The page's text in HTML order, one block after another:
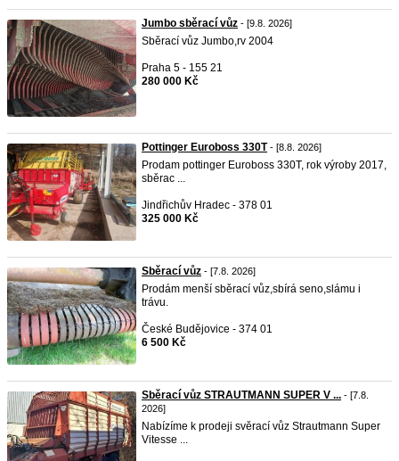
Jumbo sběrací vůz - [9.8. 2026]
Sběrací vůz Jumbo,rv 2004
Praha 5 - 155 21
280 000 Kč
Pottinger Euroboss 330T- [8.8. 2026]
Prodam pottinger Euroboss 330T, rok výroby 2017,
sběrac ...
Jindřichův Hradec - 378 01
325 000 Kč
Sběrací vůz - [7.8. 2026]
Prodám menší sběrací vůz,sbírá seno,slámu i
trávu.
České Budějovice - 374 01
6 500 Kč
Sběrací vůz STRAUTMANN SUPER V ... - [7.8.
2026]
Nabízíme k prodeji svěrací vůz Strautmann Super
Vitesse ...